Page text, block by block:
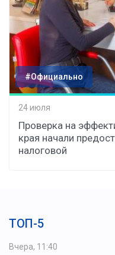
#Официально
24 июля
Проверка на
края начали
налоговой
ТОП-5
Вчера, 11:40